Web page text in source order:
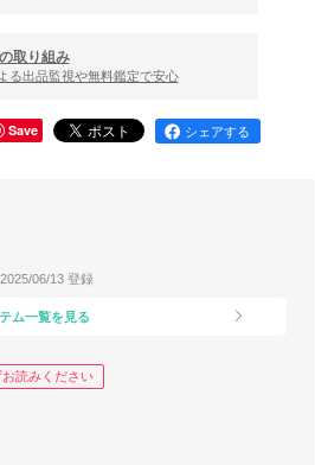
取り組み
る出品監視や無料鑑定で安心
Save シェアする
2025/06/13 登録
ム一覧を見る
読みください